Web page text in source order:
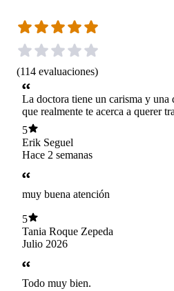
(114 evaluaciones)
La doctora tiene un carisma y una
que realmente te acerca a querer
Es cercana, explica todo, realiza
farmacologico y evalua todos los
Recomendada al 100.
5
Erik Seguel
Hace 2 semanas
muy buena atención
5
Tania Roque Zepeda
Julio 2026
Todo muy bien.